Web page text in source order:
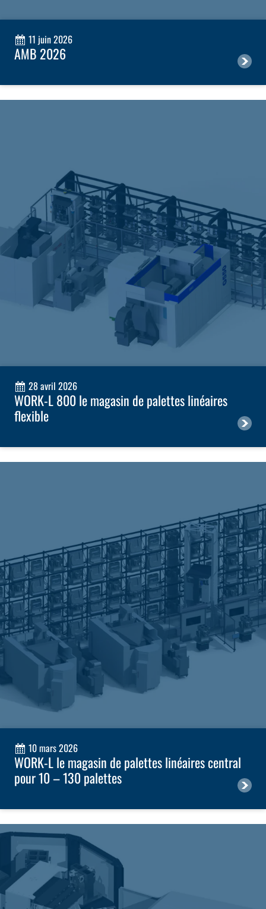
11 juin 2026
AMB 2026
28 avril 2026
WORK-L 800 le magasin de palettes linéaires
flexible
10 mars 2026
WORK-L le magasin de palettes linéaires central
pour 10 – 130 palettes